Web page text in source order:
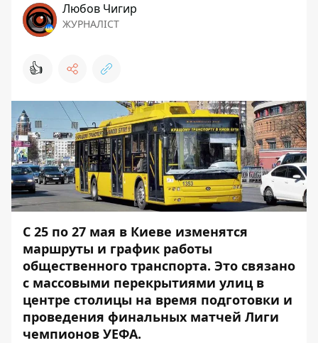
Любов Чигир
ЖУРНАЛІСТ
👍
С 25 по 27 мая в Киеве изменятся
маршруты и график работы
общественного транспорта. Это связано
с массовыми перекрытиями улиц в
центре столицы на время подготовки и
проведения финальных матчей Лиги
чемпионов УЕФА.